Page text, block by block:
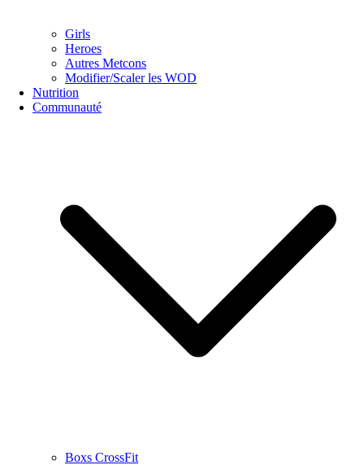
Girls
Heroes
Autres Metcons
Modifier/Scaler les WOD
Nutrition
Communauté
Boxs CrossFit